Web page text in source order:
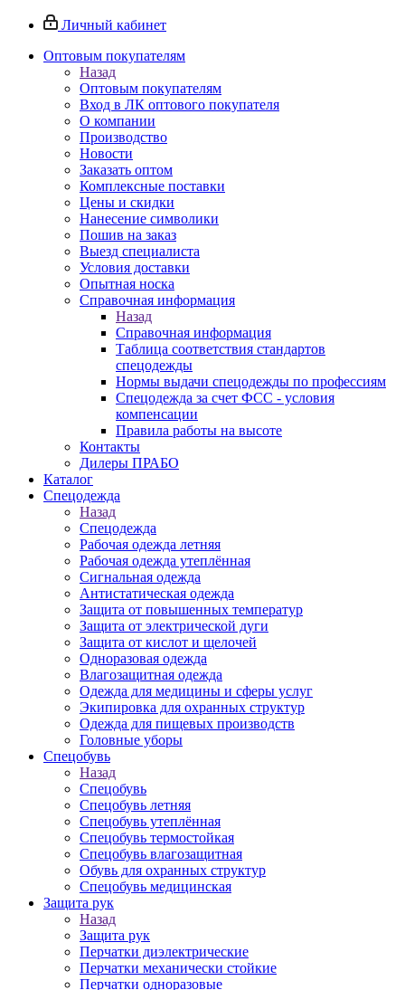
Личный кабинет
Оптовым покупателям
Назад
Оптовым покупателям
Вход в ЛК оптового покупателя
О компании
Производство
Новости
Заказать оптом
Комплексные поставки
Цены и скидки
Нанесение символики
Пошив на заказ
Выезд специалиста
Условия доставки
Опытная носка
Справочная информация
Назад
Справочная информация
Таблица соответствия стандартов
спецодежды
Нормы выдачи спецодежды по профессиям
Спецодежда за счет ФСС - условия
компенсации
Правила работы на высоте
Контакты
Дилеры ПРАБО
Каталог
Спецодежда
Назад
Спецодежда
Рабочая одежда летняя
Рабочая одежда утеплённая
Сигнальная одежда
Антистатическая одежда
Защита от повышенных температур
Защита от электрической дуги
Защита от кислот и щелочей
Одноразовая одежда
Влагозащитная одежда
Одежда для медицины и сферы услуг
Экипировка для охранных структур
Одежда для пищевых производств
Головные уборы
Спецобувь
Назад
Спецобувь
Спецобувь летняя
Спецобувь утеплённая
Спецобувь термостойкая
Спецобувь влагозащитная
Обувь для охранных структур
Спецобувь медицинская
Защита рук
Назад
Защита рук
Перчатки диэлектрические
Перчатки механически стойкие
Перчатки одноразовые